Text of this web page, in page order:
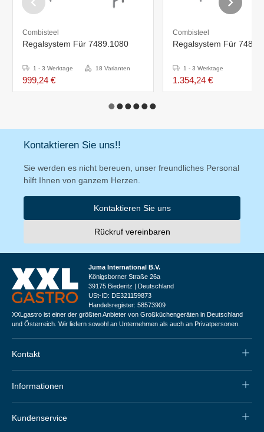
Combisteel
Regalsystem Für 7489.1080
1 - 3 Werktage 18 Varianten
999,24 €
Combisteel
Regalsystem Für
1 - 3 Werktage
1.354,24 €
Kontaktieren Sie uns!!
Sie werden es nicht bereuen, unser freundliches Personal
hilft Ihnen von ganzem Herzen.
Kontaktieren Sie uns
Rückruf vereinbaren
Juma International B.V.
Königsborner Straße 26a
39175 Biederitz | Deutschland
USt-ID: DE321159873
Handelsregister: 58573909
XXLgastro ist einer der größten Anbieter von Großküchengeräten in Deutschland
und Österreich. Wir liefern sowohl an Unternehmen als auch an Privatpersonen.
Kontakt
Informationen
Kundenservice